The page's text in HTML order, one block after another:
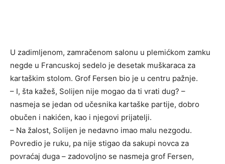
U zadimljenom, zamračenom salonu u plemićkom zamku
negde u Francuskoj sedelo je desetak muškaraca za
kartaškim stolom. Grof Fersen bio je u centru pažnje.
– I, šta kažeš, Solijen nije mogao da ti vrati dug? –
nasmeja se jedan od učesnika kartaške partije, dobro
obučen i nakićen, kao i njegovi prijatelji.
– Na žalost, Solijen je nedavno imao malu nezgodu.
Povredio je ruku, pa nije stigao da sakupi novca za
povraćaj duga – zadovoljno se nasmeja grof Fersen,